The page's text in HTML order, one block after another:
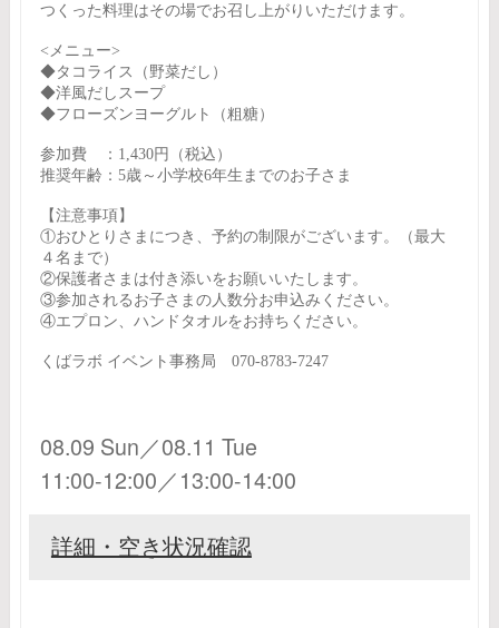
つくった料理はその場でお召し上がりいただけます。
<メニュー>
◆タコライス（野菜だし）
◆洋風だしスープ
◆フローズンヨーグルト（粗糖）
参加費 ：1,430円（税込）
推奨年齢：5歳～小学校6年生までのお子さま
【注意事項】
①おひとりさまにつき、予約の制限がございます。（最大
４名まで）
②保護者さまは付き添いをお願いいたします。
③参加されるお子さまの人数分お申込みください。
④エプロン、ハンドタオルをお持ちください。
くばラボ イベント事務局 070-8783-7247
08.09 Sun／08.11 Tue
11:00-12:00／13:00-14:00
詳細・空き状況確認